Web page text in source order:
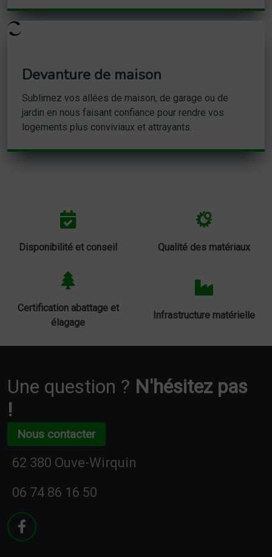
Devanture de maison
Sublimez vos allées de maison, de garage ou de
jardin en nous faisant confiance pour rendre vos
logements plus conviviaux et attrayants.
Disponibilité et conseil Qualité des matériaux
Certification abattage et
élagage
Infrastructure matérielle
Une question ? N'hésitez pas
!
Nous contacter
62 380 Ouve-Wirquin
06 74 86 16 50